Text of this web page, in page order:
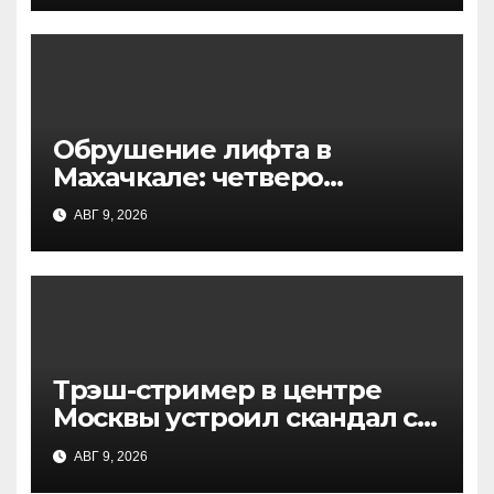
расследование
Обрушение лифта в
Махачкале: четверо
пострадавших из-за
перегруза
АВГ 9, 2026
Трэш-стример в центре
Москвы устроил скандал с
флагом и игрушкой:
подробности инцидента
АВГ 9, 2026